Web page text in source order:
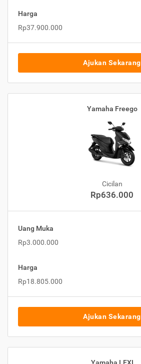
Harga
Rp37.900.000
Ajukan Sekarang
Yamaha Freego
Cicilan
Rp636.000
Uang Muka
Rp3.000.000
Harga
Rp18.805.000
Ajukan Sekarang